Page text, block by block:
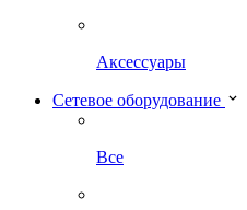
Аксессуары
Сетевое оборудование
Все